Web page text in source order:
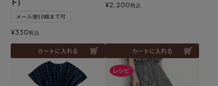
メール便10個まで可
¥330税込
カートに入れる
¥2,200税込
カートに入れる